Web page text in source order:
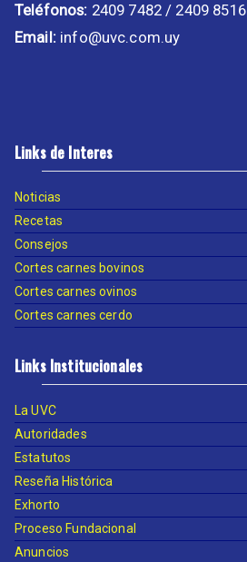
Teléfonos: 2409 7482 / 2409 8516
Email:info@uvc.com.uy
Links de Interes
Noticias
Recetas
Consejos
Cortes carnes bovinos
Cortes carnes ovinos
Cortes carnes cerdo
Links Institucionales
La UVC
Autoridades
Estatutos
Reseña Histórica
Exhorto
Proceso Fundacional
Anuncios